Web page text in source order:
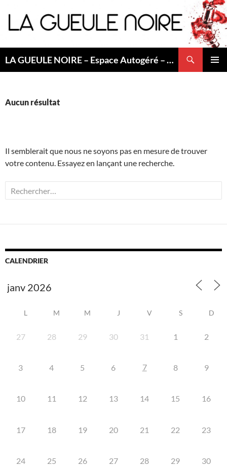
au
contenu
LA GUEULE NOIRE – Espace Autogéré – Saint Etienne
Aucun résultat
Il semblerait que nous ne soyons pas en mesure de trouver
votre contenu. Essayez en lançant une recherche.
Rechercher :
CALENDRIER
L M M J V S D
27 28 29 30 31 1 2
3 4 5 6 7 8 9
10 11 12 13 14 15 16
17 18 19 20 21 22 23
24 25 26 27 28 29 30